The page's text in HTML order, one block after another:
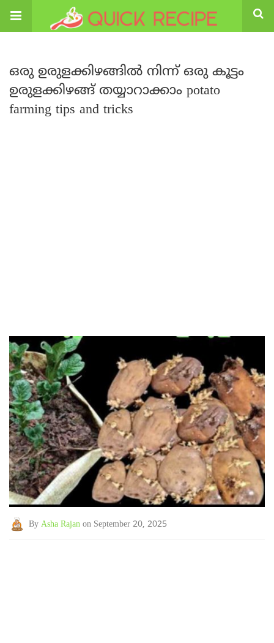
ഒരു ഉരുളക്കിഴങ്ങിൽ നിന്ന് ഒരു കൂട്ടം
ഉരുളക്കിഴങ്ങ് തയ്യാറാക്കാം potato
farming tips and tricks
By Asha Rajan on September 20, 2025